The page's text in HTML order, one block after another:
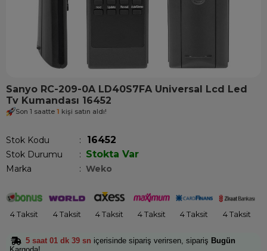
Sanyo RC-209-0A LD40S7FA Universal Lcd Led
Tv Kumandası 16452
Son 1 saatte 1 kişi satın aldı!
Stok Kodu 16452
Stok Durumu : Stokta Var
Marka : Weko
4 Taksit 4 Taksit 4 Taksit 4 Taksit 4 Taksit 4 Taksit
5 saat 01 dk 39 sn içerisinde sipariş verirsen, sipariş Bugün